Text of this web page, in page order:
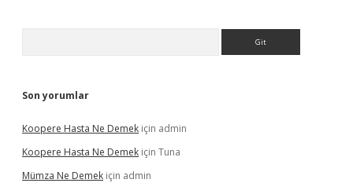
Son yorumlar
Koopere Hasta Ne Demek için admin
Koopere Hasta Ne Demek için Tuna
Mümza Ne Demek için admin